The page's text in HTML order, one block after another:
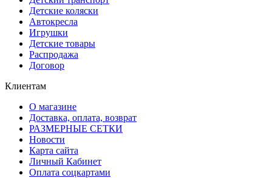
Детские коляски
Автокресла
Игрушки
Детские товары
Распродажа
Договор
Клиентам
О магазине
Доставка, оплата, возврат
РАЗМЕРНЫЕ СЕТКИ
Новости
Карта сайта
Личный Кабинет
Оплата соцкартами